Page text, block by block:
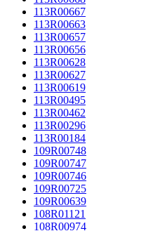
113R00667
113R00663
113R00657
113R00656
113R00628
113R00627
113R00619
113R00495
113R00462
113R00296
113R00184
109R00748
109R00747
109R00746
109R00725
109R00639
108R01121
108R00974